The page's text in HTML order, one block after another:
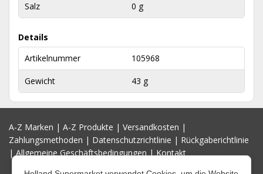
Salz 0 g
Details
Artikelnummer
105968
Gewicht 43 g
A-Z Marken | A-Z Produkte | Versandkosten |
Zahlungsmethoden | Datenschutzrichtlinie | Rückgaberichtlinie
|Allgemeine Geschäftsbedingungen|Kontakt